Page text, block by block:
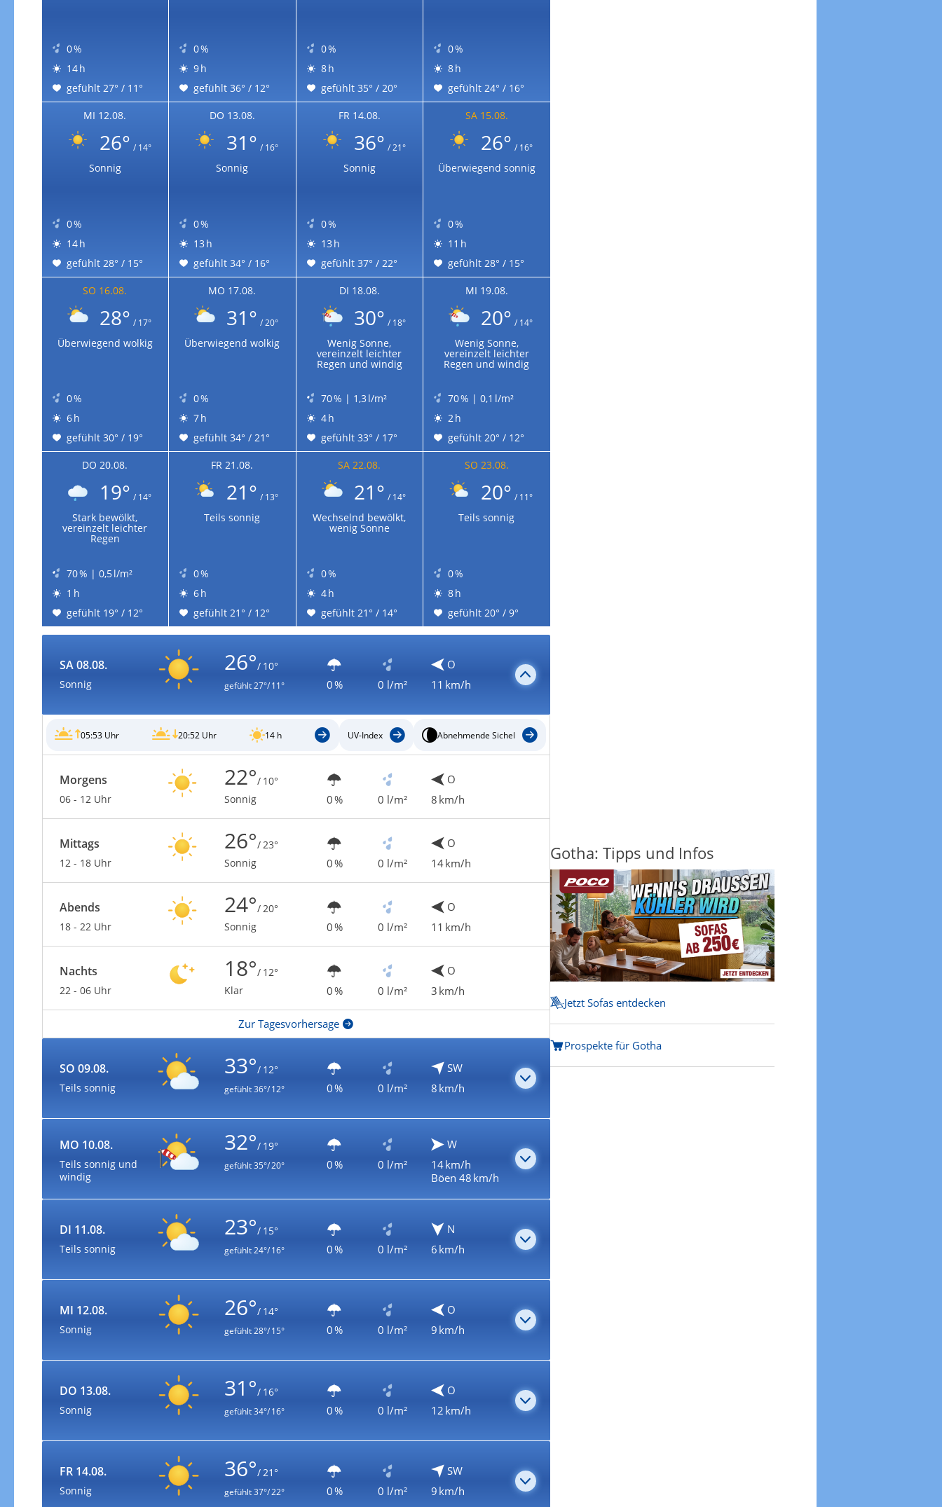
0 %
14 h
gefühlt 27° / 11°
0 %
9 h
gefühlt 36° / 12°
0 %
8 h
gefühlt 35° / 20°
0 %
8 h
gefühlt 24° / 16°
MI 12.08.
26° / 14°
Sonnig
0 %
14 h
gefühlt 28° / 15°
DO 13.08.
31° / 16°
Sonnig
0 %
13 h
gefühlt 34° / 16°
FR 14.08.
36° / 21°
Sonnig
0 %
13 h
gefühlt 37° / 22°
SA 15.08.
26° / 16°
Überwiegend sonnig
0 %
11 h
gefühlt 28° / 15°
SO 16.08.
28° / 17°
Überwiegend wolkig
0 %
6 h
gefühlt 30° / 19°
MO 17.08.
31° / 20°
Überwiegend wolkig
0 %
7 h
gefühlt 34° / 21°
DI 18.08.
30° / 18°
Wenig Sonne,
vereinzelt leichter
Regen und windig
70 % | 1,3 l/m²
4 h
gefühlt 33° / 17°
MI 19.08.
20° / 14°
Wenig Sonne,
vereinzelt leichter
Regen und windig
70 % | 0,1 l/m²
2 h
gefühlt 20° / 12°
DO 20.08.
19° / 14°
Stark bewölkt,
vereinzelt leichter
Regen
70 % | 0,5 l/m²
1 h
gefühlt 19° / 12°
FR 21.08.
21° / 13°
Teils sonnig
0 %
6 h
gefühlt 21° / 12°
SA 22.08.
21° / 14°
Wechselnd bewölkt,
wenig Sonne
0 %
4 h
gefühlt 21° / 14°
SO 23.08.
20° / 11°
Teils sonnig
0 %
8 h
gefühlt 20° / 9°
SA 08.08.
Sonnig
26°/ 10°
gefühlt27°/ 11° 0 % 0 l/m²
O
11 km/h
05:53 Uhr 20:52 Uhr 14 h UV-Index Abnehmende Sichel
Morgens
06 - 12 Uhr
22°/ 10°
Sonnig
0 % 0 l/m²
O
8 km/h
Mittags
12 - 18 Uhr
26°/ 23°
Sonnig
0 % 0 l/m²
O
14 km/h
Abends
18 - 22 Uhr
24°/ 20°
Sonnig
0 % 0 l/m²
O
11 km/h
Nachts
22 - 06 Uhr
18°/ 12°
Klar
0 % 0 l/m²
O
3 km/h
Zur Tagesvorhersage
SO 09.08.
Teils sonnig
33°/ 12°
gefühlt36°/ 12° 0 % 0 l/m²
SW
8 km/h
MO 10.08.
Teils sonnig und
windig
32°/ 19°
gefühlt35°/ 20° 0 % 0 l/m²
W
14 km/h
Böen 48 km/h
DI 11.08.
Teils sonnig
23°/ 15°
gefühlt24°/ 16° 0 % 0 l/m²
N
6 km/h
MI 12.08.
Sonnig
26°/ 14°
gefühlt28°/ 15° 0 % 0 l/m²
O
9 km/h
DO 13.08.
Sonnig
31°/ 16°
gefühlt34°/ 16° 0 % 0 l/m²
O
12 km/h
FR 14.08.
Sonnig
36°/ 21°
gefühlt37°/ 22° 0 % 0 l/m²
SW
9 km/h
Gotha: Tipps und Infos
Jetzt Sofas entdecken
Prospekte für Gotha